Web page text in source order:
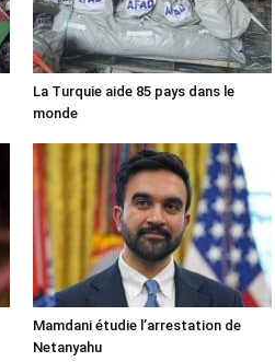
La Turquie aide 85 pays dans le
monde
Mamdani étudie l’arrestation de
Netanyahu